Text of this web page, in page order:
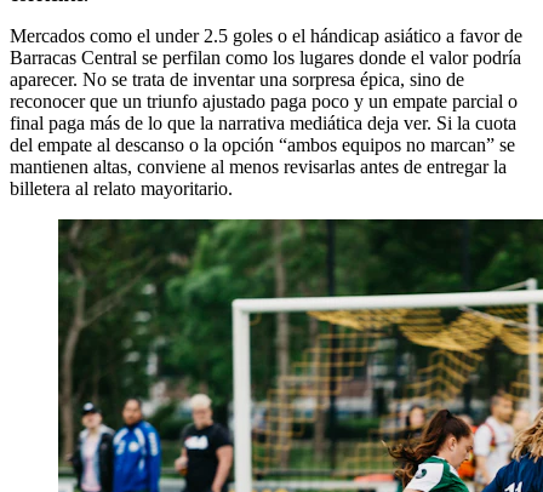
Mercados como el under 2.5 goles o el hándicap asiático a favor de
Barracas Central se perfilan como los lugares donde el valor podría
aparecer. No se trata de inventar una sorpresa épica, sino de
reconocer que un triunfo ajustado paga poco y un empate parcial o
final paga más de lo que la narrativa mediática deja ver. Si la cuota
del empate al descanso o la opción “ambos equipos no marcan” se
mantienen altas, conviene al menos revisarlas antes de entregar la
billetera al relato mayoritario.